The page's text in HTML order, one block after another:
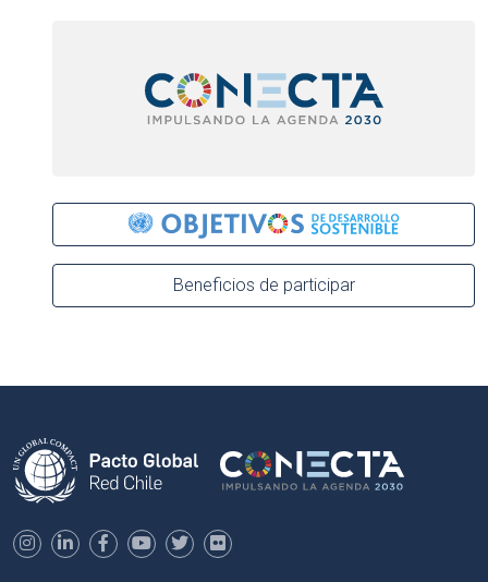
Beneficios de participar